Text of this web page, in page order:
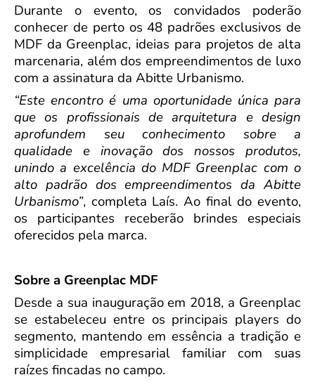
Durante o evento, os convidados poderão
conhecer de perto os 48 padrões exclusivos de
MDF da Greenplac, ideias para projetos de alta
marcenaria, além dos empreendimentos de luxo
com a assinatura da Abitte Urbanismo.
“Este encontro é uma oportunidade única para
que os profissionais de arquitetura e design
aprofundem seu conhecimento sobre a
qualidade e inovação dos nossos produtos,
unindo a excelência do MDF Greenplac com o
alto padrão dos empreendimentos da Abitte
Urbanismo”, completa Laís. Ao final do evento,
os participantes receberão brindes especiais
oferecidos pela marca.
Sobre a Greenplac MDF
Desde a sua inauguração em 2018, a Greenplac
se estabeleceu entre os principais players do
segmento, mantendo em essência a tradição e
simplicidade empresarial familiar com suas
raízes fincadas no campo.